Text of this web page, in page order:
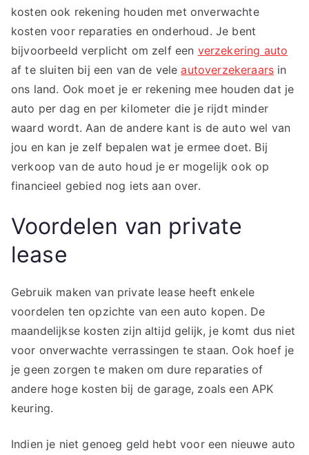
kosten ook rekening houden met onverwachte
kosten voor reparaties en onderhoud. Je bent
bijvoorbeeld verplicht om zelf een verzekering auto
af te sluiten bij een van de veleautoverzekeraars in
ons land. Ook moet je er rekening mee houden dat je
auto per dag en per kilometer die je rijdt minder
waard wordt. Aan de andere kant is de auto wel van
jou en kan je zelf bepalen wat je ermee doet. Bij
verkoop van de auto houd je er mogelijk ook op
financieel gebied nog iets aan over.
Voordelen van private
lease
Gebruik maken van private lease heeft enkele
voordelen ten opzichte van een auto kopen. De
maandelijkse kosten zijn altijd gelijk, je komt dus niet
voor onverwachte verrassingen te staan. Ook hoef je
je geen zorgen te maken om dure reparaties of
andere hoge kosten bij de garage, zoals een APK
keuring.
Indien je niet genoeg geld hebt voor een nieuwe auto